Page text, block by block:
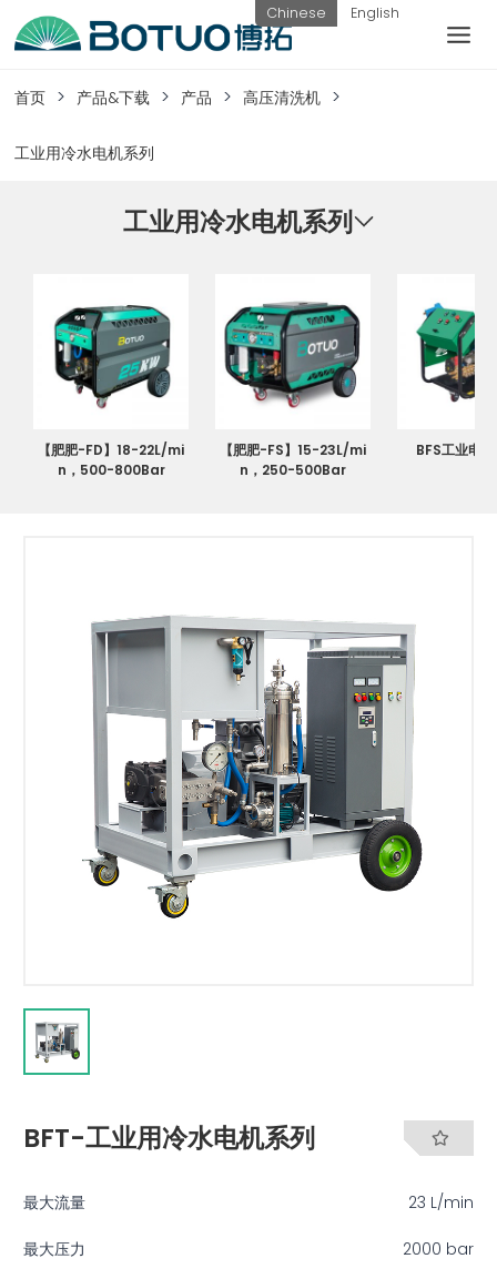
我们
0576-
82338802
价
们
首页 产品&下载 产品 高压清洗机
工业用冷水电机系列
工业用冷水电机系列
【肥肥-FD】18-22L/mi
n，500-800Bar
【肥肥-FS】15-23L/mi
n，250-500Bar
BFS工业电
BFT-工业用冷水电机系列
最大流量 23 L/min
最大压力 2000 bar
Chinese English